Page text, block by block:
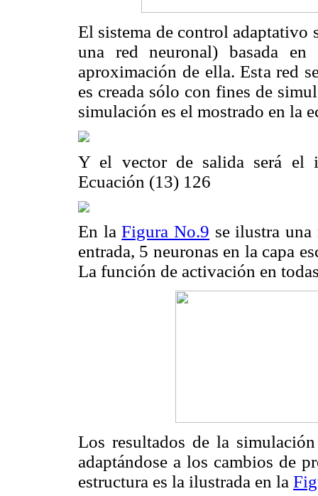
El sistema de control adaptativo
una red neuronal) basada
aproximación de ella. Esta red
es creada sólo con fines de
simulación es el mostrado en la
Y el vector de salida será el
Ecuación (13) 126
En laFigura No.9 se ilustra una
entrada, 5 neuronas en la capa
La función de activación en
Los resultados de la
adaptándose a los cambios de
estructura es la ilustrada en la